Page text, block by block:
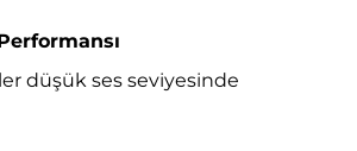
düşük ses seviyesinde